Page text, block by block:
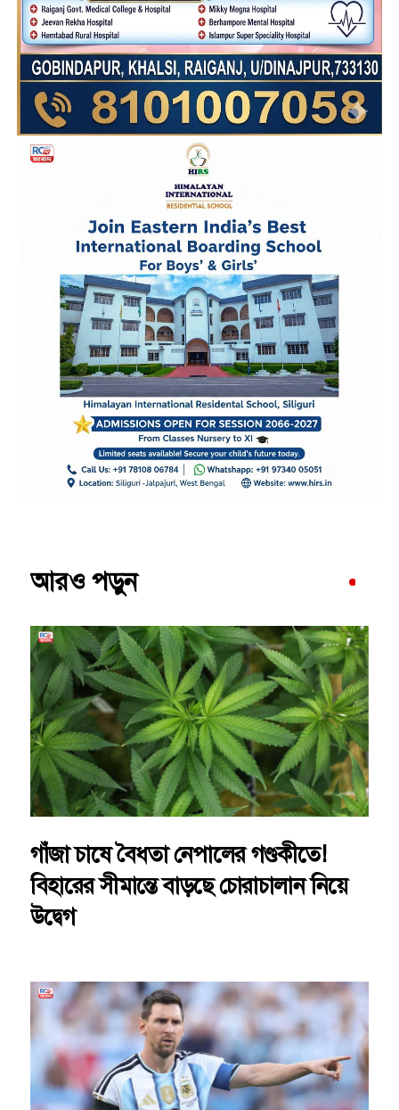
আরও পড়ুন
গাঁজা চাষে বৈধতা নেপালের গণ্ডকীতে!
বিহারের সীমান্তে বাড়ছে চোরাচালান নিয়ে
উদ্বেগ